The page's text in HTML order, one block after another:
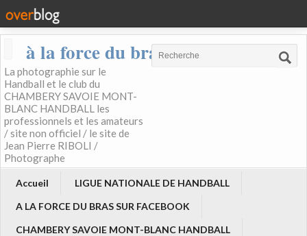
à la force du bras
La photographie sur le
Handball et le club du
CHAMBERY SAVOIE MONT-
BLANC HANDBALL les
professionnels et les amateurs
/ site non officiel / le site de
Jean Pierre RIBOLI /
Photographe
Accueil
LIGUE NATIONALE DE HANDBALL
A LA FORCE DU BRAS SUR FACEBOOK
CHAMBERY SAVOIE MONT-BLANC HANDBALL